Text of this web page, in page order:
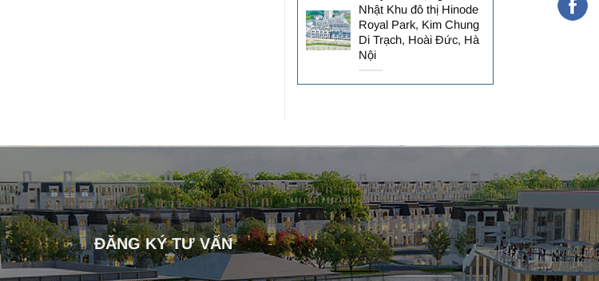
Nhật Khu đô thị Hinode
Royal Park, Kim Chung
Di Trạch, Hoài Đức, Hà
Nội
ĐĂNG KÝ TƯ VẤN